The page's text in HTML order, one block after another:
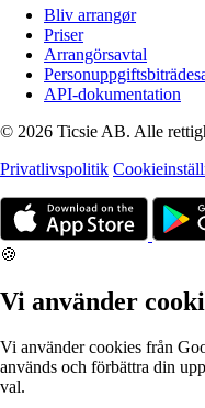
Bliv arrangør
Priser
Arrangörsavtal
API-dokumentation
© 2026 Ticsie AB. Alle
Privatlivspolitik
🍪
Vi använder
Vi använder cookies från
används och förbättra din
val.